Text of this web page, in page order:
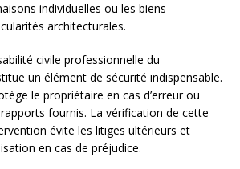
individuelles ou les biens
architecturales.
civile professionnelle du
un élément de sécurité indispensable.
le propriétaire en cas d’erreur ou
fournis. La vérification de cette
évite les litiges ultérieurs et
en cas de préjudice.